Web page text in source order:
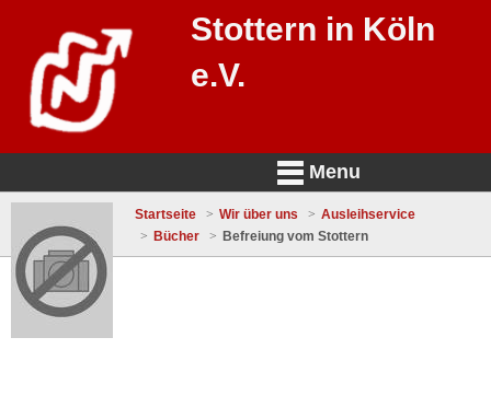
Stottern in Köln
e.V.
Menu
Startseite Wir über uns
Ausleihservice
Bücher
Befreiung vom Stottern